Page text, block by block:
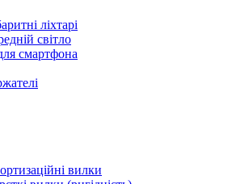
ліхтарі
світло
смартфона
вилки